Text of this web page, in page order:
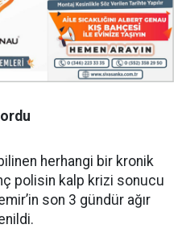
herhangi bir kronik
polisin kalp krizi sonucu
son 3 gündür ağır